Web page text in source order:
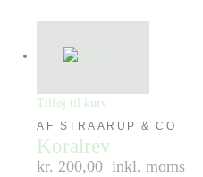
Tilføj til kurv
AF STRAARUP & CO
Koralrev
kr. 200,00 inkl. moms